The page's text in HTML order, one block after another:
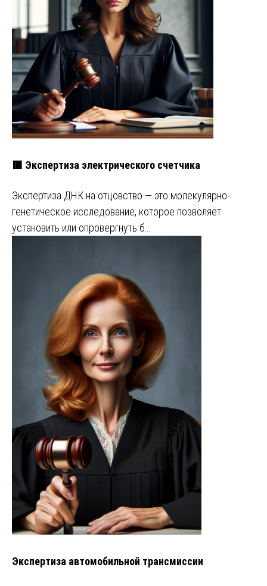
🟥 Экспертиза электрического счетчика
Экспертиза ДНК на отцовство — это молекулярно-
генетическое исследование, которое позволяет
установить или опровергнуть б…
Экспертиза автомобильной трансмиссии